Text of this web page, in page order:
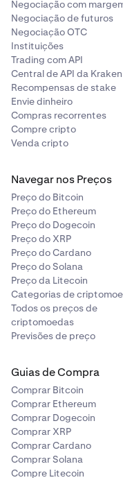
Ponzi podem
Risco tecnológico
blockchain
valor de uma
Risco para
exchange de
você pode perder
Risco Smart
Negociação com
Negociação de futuros
Negociação OTC
Instituições
Trading com API
Central de API da Kraken
Recompensas de stake
Envie dinheiro
Compras recorrentes
Compre cripto
Venda cripto
Navegar nos Preços
Preço do Bitcoin
Preço do Ethereum
Preço do Dogecoin
Preço do XRP
Preço do Cardano
Preço do Solana
Preço da Litecoin
Categorias de
Todos os preços de
criptomoedas
Previsões de preço
Guias de Compra
Comprar Bitcoin
Comprar Ethereum
Comprar Dogecoin
Comprar XRP
Comprar Cardano
Comprar Solana
Compre Litecoin